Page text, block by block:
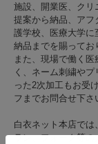
施設、開業医、クリ
提案から納品、アフ
護学校、医療大学に
納品までを賜ってお
また、現場で働く
く、ネーム刺繍や
った2次加工もお受
フまでお問合せ下さ
白衣ネット本店で
ラン、フォーク等